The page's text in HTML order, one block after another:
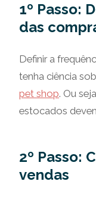
1º Passo:
das
Definir a
tenha ciência
pet shop. Ou
estocados
2º Passo:
vendas